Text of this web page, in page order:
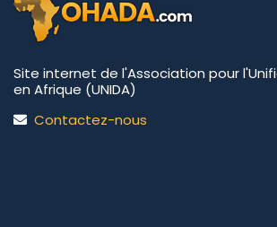
Site internet de l'Association pour
en Afrique (UNIDA)
Contactez-nous